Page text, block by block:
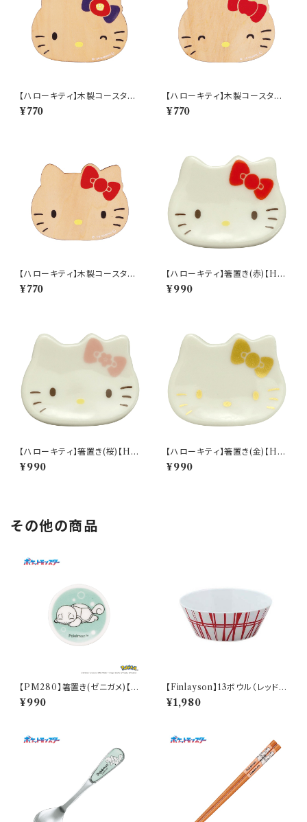
【ハローキティ】木製コースター
(ツバキ)【HK200】HK201-34
6
¥770
【ハローキティ】木製コースター
(リンゴ)【HK200】HK202-34
6
¥770
【ハローキティ】木製コースター
(ハローキティ)【HK200】HK2
03-346
¥770
【ハローキティ】箸置き(赤)【HK
190】HK191-402
¥990
【ハローキティ】箸置き(桜)【HK
190】HK192-402
¥990
【ハローキティ】箸置き(金)【HK
190】HK193-402
¥990
その他の商品
【PM280】箸置き(ゼニガメ)【D
aily Sketch】PM283-402
¥990
【Finlayson】13ボウル（レッド）
【コロナ】
¥1,980